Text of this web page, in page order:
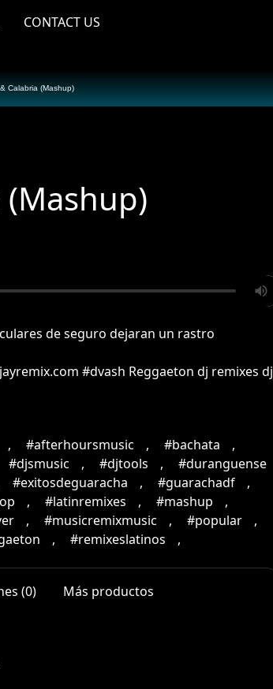
CONTACT US
Calabria (Mashup)
(Mashup)
de seguro dejaran un rastro
#dvash Reggaeton dj remixes dj
, #afterhoursmusic , #bachata
,
#djsmusic , #djtools , #duranguense
#exitosdeguaracha , #guarachadf
,
, #latinremixes , #mashup
,
, #musicremixmusic , #popular
,
, #remixeslatinos
,
(0) Más productos